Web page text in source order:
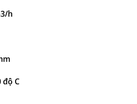
h
độ C